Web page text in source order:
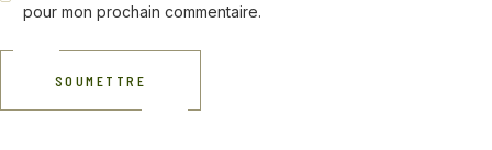
pour mon prochain commentaire.
SOUMETTRE